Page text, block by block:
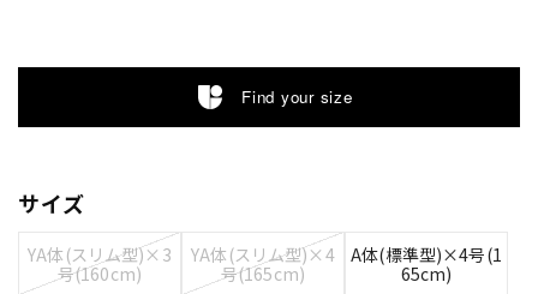
Find your size
サイズ
YA体(スリム型)×3
号(160cm)
YA体(スリム型)×4
号(165cm)
A体(標準型)×4号(1
65cm)